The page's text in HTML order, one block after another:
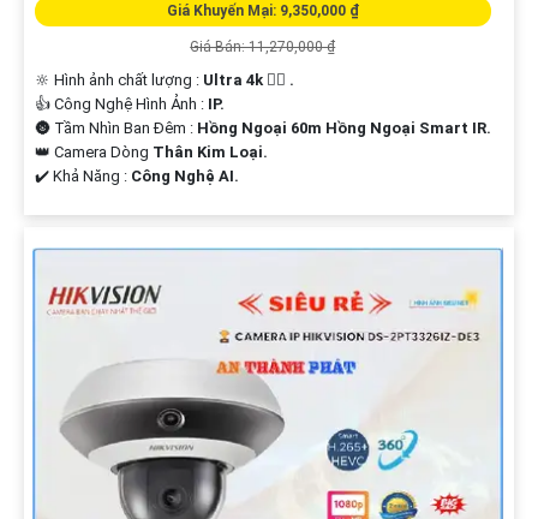
Giá Khuyến Mại: 9,350,000 ₫
Giá Bán: 11,270,000 ₫
🔆 Hình ảnh chất lượng : Ultra 4k 👍🏾 .
👍 Công Nghệ Hình Ảnh : IP.
🌚 Tầm Nhìn Ban Đêm : Hồng Ngoại 60m Hồng Ngoại Smart IR.
👑 Camera Dòng Thân Kim Loại.
️✔️ Khả Năng : Công Nghệ AI.